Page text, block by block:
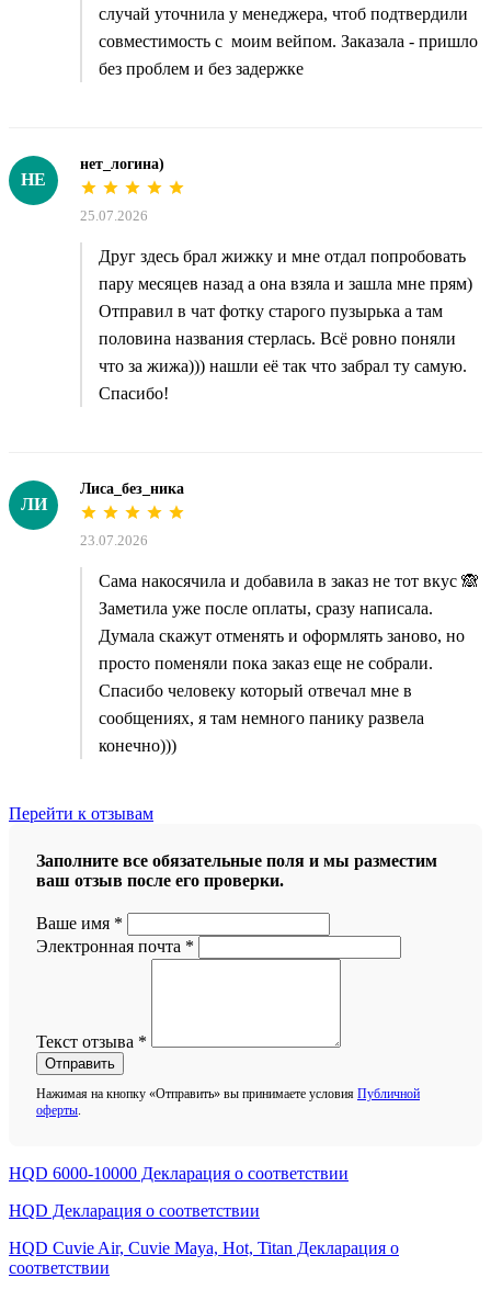
случай уточнила у менеджера, чтоб подтвердили
совместимость с моим вейпом. Заказала - пришло
без проблем и без задержке
НЕ
нет_логина)
25.07.2026
Друг здесь брал жижку и мне отдал попробовать
пару месяцев назад а она взяла и зашла мне прям)
Отправил в чат фотку старого пузырька а там
половина названия стерлась. Всё ровно поняли
что за жижа))) нашли её так что забрал ту самую.
Спасибо!
ЛИ
Лиса_без_ника
23.07.2026
Сама накосячила и добавила в заказ не тот вкус 🙈
Заметила уже после оплаты, сразу написала.
Думала скажут отменять и оформлять заново, но
просто поменяли пока заказ еще не собрали.
Спасибо человеку который отвечал мне в
сообщениях, я там немного панику развела
конечно)))
Перейти к отзывам
Заполните все обязательные поля и мы разместим
ваш отзыв после его проверки.
Ваше имя *
Электронная почта *
Текст отзыва *
Отправить
Нажимая на кнопку «Отправить» вы принимаете условия Публичной
оферты.
HQD 6000-10000 Декларация о соответствии
HQD Декларация о соответствии
HQD Cuvie Air, Cuvie Maya, Hot, Titan Декларация о
соответствии